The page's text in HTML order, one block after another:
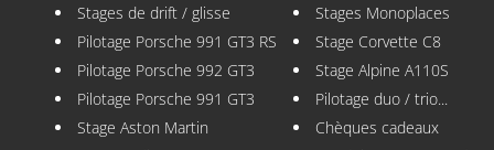
Stages de drift / glisse
Pilotage Porsche 991 GT3 RS
Pilotage Porsche 992 GT3
Pilotage Porsche 991 GT3
Stage Aston Martin
Stages Monoplaces
Stage Corvette C8
Stage Alpine A110S
Pilotage duo / trio...
Chèques cadeaux